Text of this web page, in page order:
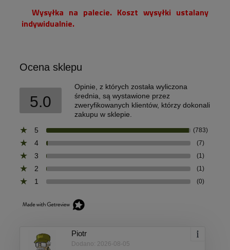
Wysyłka na palecie. Koszt wysyłki ustalany
indywidualnie.
Ocena sklepu
5.0
Opinie, z których została wyliczona
średnia, są wystawione przez
zweryfikowanych klientów, którzy dokonali
zakupu w sklepie.
5
(783)
4 (7)
3 (1)
2 (1)
1 (0)
Piotr
Dodano: 2026-08-05